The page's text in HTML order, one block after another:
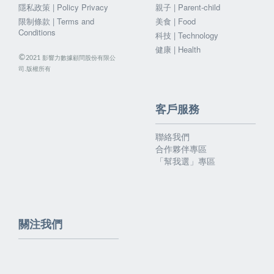
隱私政策 | Policy Privacy
限制條款 | Terms and
Conditions
©2021 影響力數據顧問股份有限公
司.版權所有
親子 | Parent-child
美食 | Food
科技 | Technology
健康 | Health
客戶服務
聯絡我們
合作夥伴專區
「幫我選」專區
關注我們